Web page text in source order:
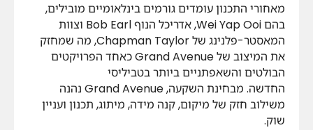
מאחורי התכנון עומדים גורמים בינלאומיים מובילים,
בהם Wei Yap Ooi, אדריכל הנוף Bob Earl וצוות
המאסטר-פלנינג של Chapman Taylor, מה שמחזק
את המיצוב של Grand Avenue כאחד הפרויקטים
הבולטים והשאפתניים ביותר בטביליסי
החדשה. מבחינת השקעה, Grand Avenue נהנה
משילוב חזק של מיקום, קנה מידה, מיתוג, תכנון ועניין
שוק.